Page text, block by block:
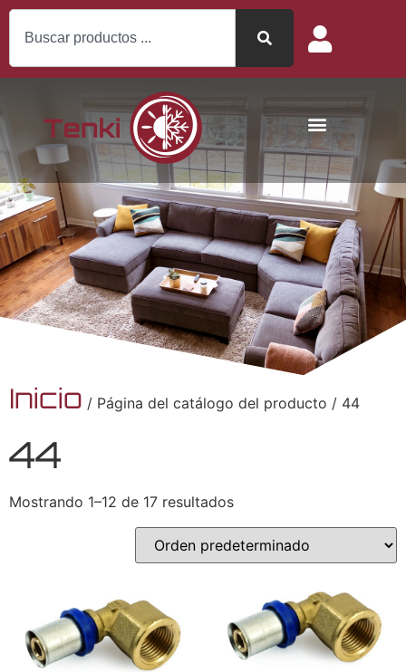
Inicio / Página del catálogo del producto / 44
44
Mostrando 1–12 de 17 resultados